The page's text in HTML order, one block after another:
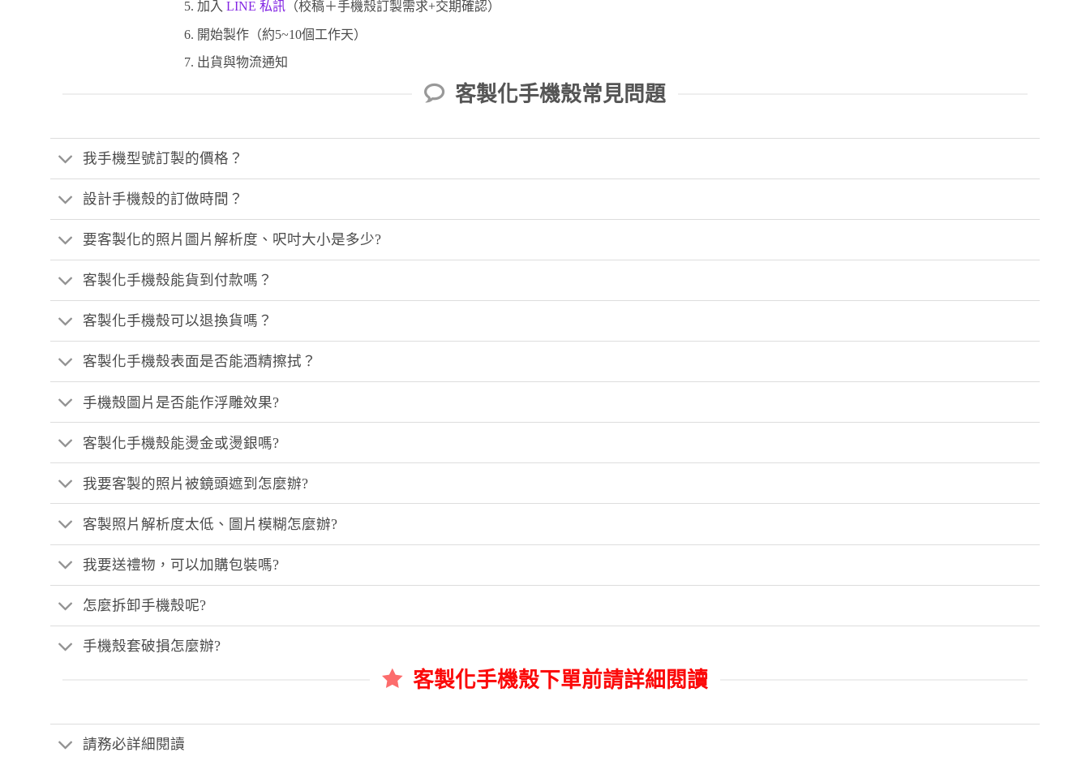
加入 LINE 私訊（校稿＋手機殼訂製需求+交期確認）
開始製作（約5~10個工作天）
出貨與物流通知
客製化手機殼常見問題
我手機型號訂製的價格？
設計手機殼的訂做時間？
要客製化的照片圖片解析度、呎吋大小是多少?
客製化手機殼能貨到付款嗎？
客製化手機殼可以退換貨嗎？
客製化手機殼表面是否能酒精擦拭？
手機殼圖片是否能作浮雕效果?
客製化手機殼能燙金或燙銀嗎?
我要客製的照片被鏡頭遮到怎麼辦?
客製照片解析度太低、圖片模糊怎麼辦?
我要送禮物，可以加購包裝嗎?
怎麼拆卸手機殼呢?
手機殼套破損怎麼辦?
客製化手機殼下單前請詳細閱讀
請務必詳細閱讀